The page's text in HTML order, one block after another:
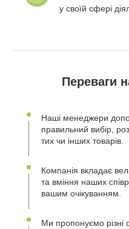
у своїй сфері
Переваги
Наші менеджери
правильний вибір,
тих чи інших товарів.
Компанія вкладає
та вміння наших
вашим очікуванням.
Ми пропонуємо різні